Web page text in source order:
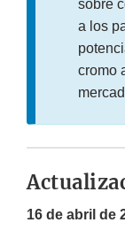
sobre
a los
cromo
16 de abril de